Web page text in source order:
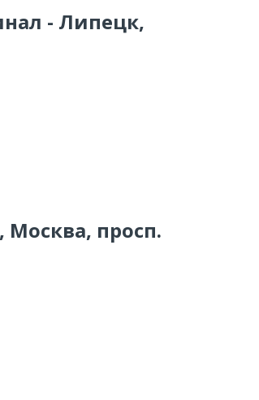
- Липецк,
Москва, просп.